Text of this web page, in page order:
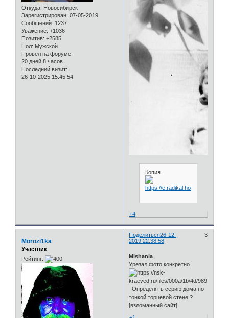
Откуда: Новосибирск
Зарегистрирован: 07-05-2019
Сообщений: 1237
Уважение: +1036
Позитив: +2585
Пол: Мужской
Провел на форуме:
20 дней 8 часов
Последний визит:
26-10-2025 15:45:54
Копия
+4
Поделиться 3
26-12-
2019 22:38:58
Morozi1ka
Участник
Рейтинг:
Mishania
Урезал фото конкретно
Определять серию дома по
тонкой торцевой стене ?
[взломанный сайт]